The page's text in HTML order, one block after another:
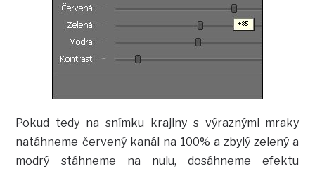
Pokud tedy na snímku krajiny s výraznými mraky
natáhneme červený kanál na 100% a zbylý zelený a
modrý stáhneme na nulu, dosáhneme efektu